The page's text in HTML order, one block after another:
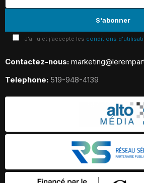
J'ai lu et j'accepte les conditions
Contactez-nous:
Telephone: 519-948-4139